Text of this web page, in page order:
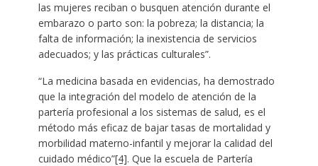
las mujeres reciban o busquen atención durante el
embarazo o parto son: la pobreza; la distancia; la
falta de información; la inexistencia de servicios
adecuados; y las prácticas culturales”.
“La medicina basada en evidencias, ha demostrado
que la integración del modelo de atención de la
partería profesional a los sistemas de salud, es el
método más eficaz de bajar tasas de mortalidad y
morbilidad materno-infantil y mejorar la calidad del
cuidado médico”[4]. Que la escuela de Partería